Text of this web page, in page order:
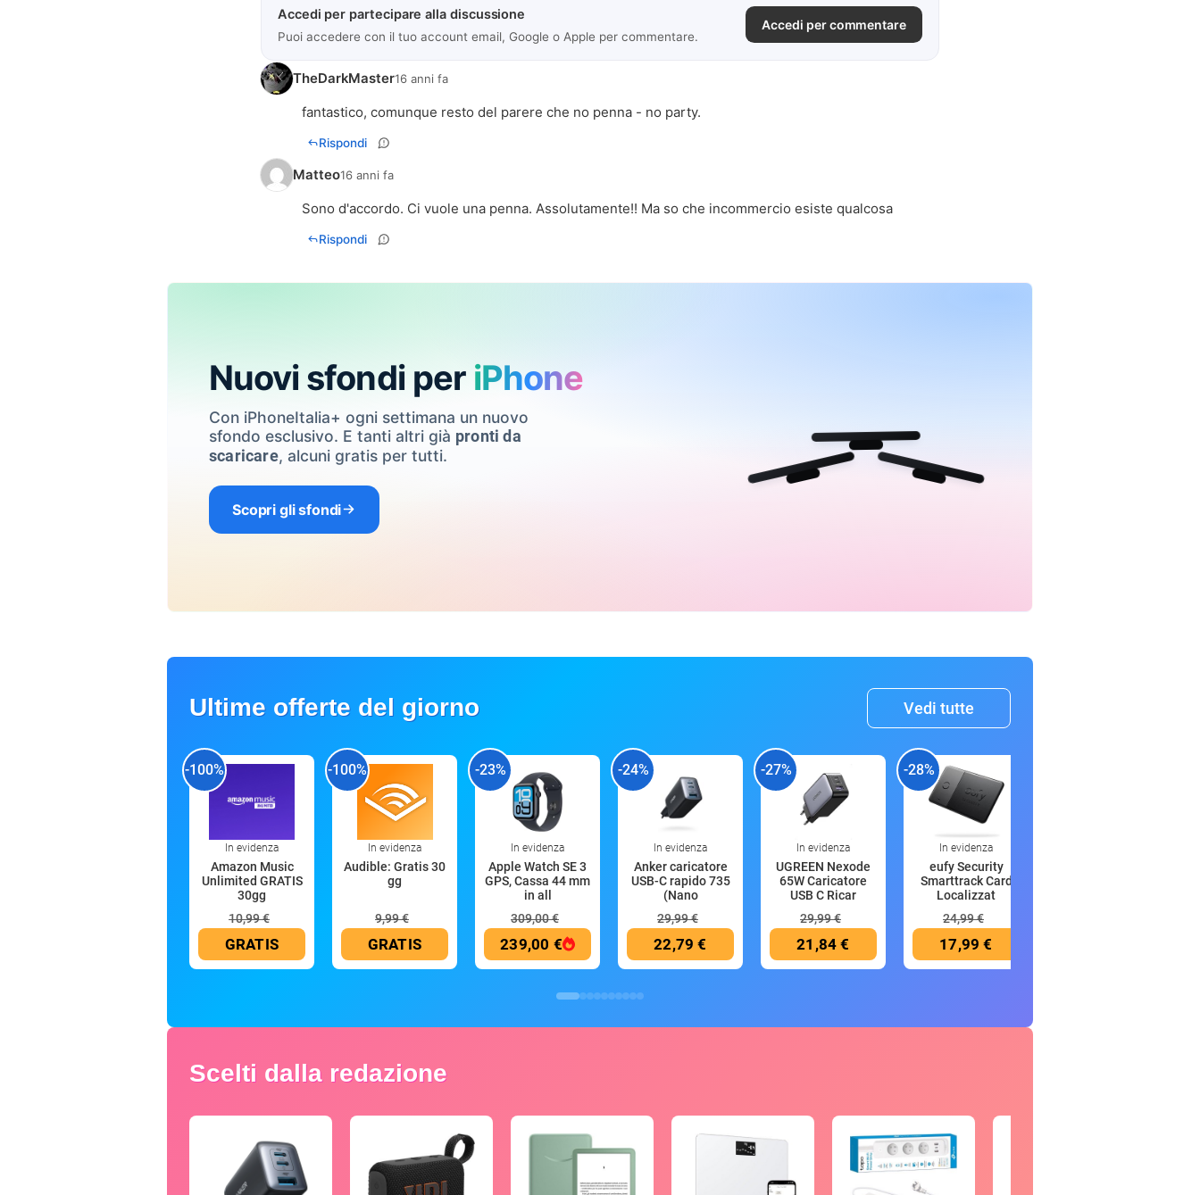
Accedi per partecipare alla discussione
Puoi accedere con il tuo account email, Google o Apple per commentare.
Accedi per commentare
TheDarkMaster16 anni fa
fantastico, comunque resto del parere che no penna - no party.
Rispondi
Matteo16 anni fa
Sono d'accordo. Ci vuole una penna. Assolutamente!! Ma so che incommercio esiste qualcosa
Rispondi
Nuovi sfondi per iPhone
Con iPhoneItalia+ ogni settimana un nuovo
sfondo esclusivo. E tanti altri già pronti da
scaricare, alcuni gratis per tutti.
Scopri gli sfondi
Ultime offerte del giorno Vedi tutte
-100%
In evidenza
Amazon Music
Unlimited GRATIS
30gg
10,99 €
GRATIS
-100%
In evidenza
Audible: Gratis 30
gg
9,99 €
GRATIS
-23%
In evidenza
Apple Watch SE 3
GPS, Cassa 44 mm
in all
309,00 €
239,00 €
-24%
In evidenza
Anker caricatore
USB-C rapido 735
(Nano
29,99 €
22,79 €
-27%
In evidenza
UGREEN Nexode
65W Caricatore
USB C Ricar
29,99 €
21,84 €
-28%
In evidenza
eufy Security
Smarttrack Card
Localizzat
24,99 €
17,99 €
Scelti dalla redazione